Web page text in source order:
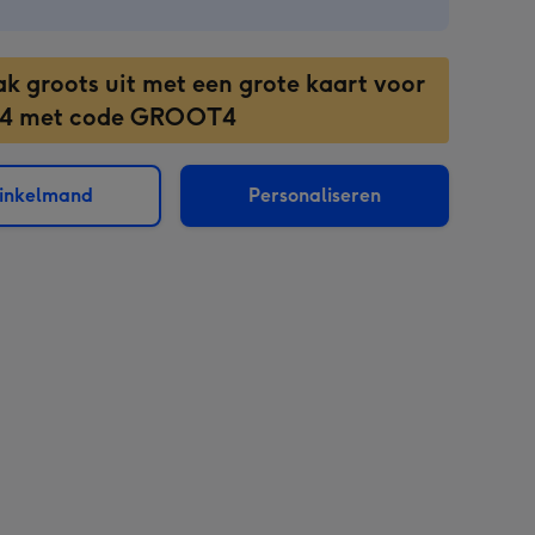
groots uit met een grote kaart voor
met code GROOT4
Personaliseren